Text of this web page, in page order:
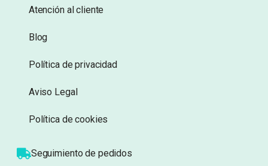
Información
Atención al cliente